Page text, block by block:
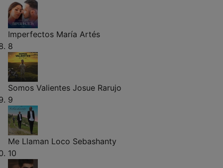
Imperfectos María Artés
8
Somos Valientes Josue Rarujo
9
Me Llaman Loco Sebashanty
10